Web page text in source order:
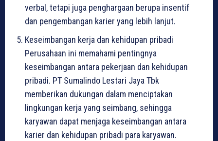
verbal, tetapi juga penghargaan berupa insentif
dan pengembangan karier yang lebih lanjut.
Keseimbangan kerja dan kehidupan pribadi
Perusahaan ini memahami pentingnya
keseimbangan antara pekerjaan dan kehidupan
pribadi. PT Sumalindo Lestari Jaya Tbk
memberikan dukungan dalam menciptakan
lingkungan kerja yang seimbang, sehingga
karyawan dapat menjaga keseimbangan antara
karier dan kehidupan pribadi para karyawan.